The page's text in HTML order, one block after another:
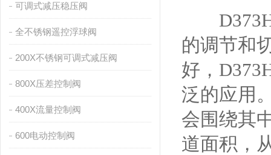
可调式减压稳压阀
全不锈钢遥控浮球阀
200X不锈钢可调式减压阀
800X压差控制阀
400X流量控制阀
600电动控制阀
D373H
的调节和
好，
泛的应用
会围绕其
道面积，